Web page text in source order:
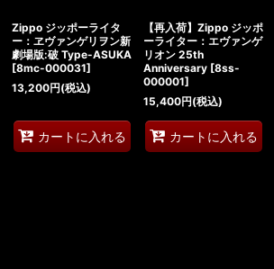
Zippo ジッポーライタ
ー：ヱヴァンゲリヲン新
劇場版:破 Type-ASUKA
[8mc-000031]
13,200円(税込)
カートに入れる
【再入荷】Zippo ジッポ
ーライター：エヴァンゲ
リオン 25th
Anniversary [8ss-
000001]
15,400円(税込)
カートに入れる